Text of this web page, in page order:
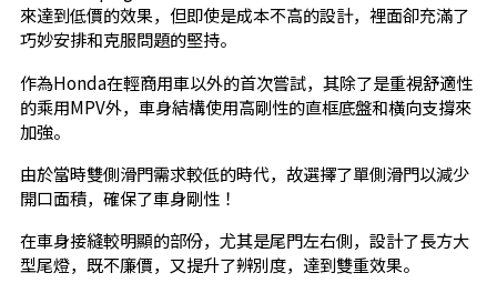
來達到低價的效果，但即使是成本不高的設計，裡面卻充滿了
巧妙安排和克服問題的堅持。
作為Honda在輕商用車以外的首次嘗試，其除了是重視舒適性
的乘用MPV外，車身結構使用高剛性的直框底盤和橫向支撐來
加強。
由於當時雙側滑門需求較低的時代，故選擇了單側滑門以減少
開口面積，確保了車身剛性！
在車身接縫較明顯的部份，尤其是尾門左右側，設計了長方大
型尾燈，既不廉價，又提升了辨別度，達到雙重效果。